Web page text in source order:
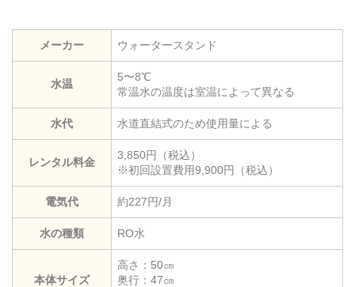
メーカー ウォータースタンド
水温
5〜8℃
常温水の温度は室温によって異なる
水代 水道直結式のため使用量による
レンタル料金
3,850円（税込）
※初回設置費用9,900円（税込）
電気代 約227円/月
水の種類 RO水
本体サイズ
高さ：50㎝
奥行：47㎝